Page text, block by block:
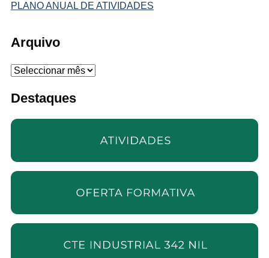
PLANO ANUAL DE ATIVIDADES
Arquivo
Arquivo
Destaques